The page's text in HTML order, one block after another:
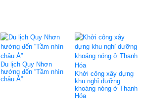
Du lịch Quy Nhơn
hướng đến “Tầm nhìn
châu Á”
Khởi công xây dựng
khu nghỉ dưỡng
khoáng nóng ở Thanh
Hóa